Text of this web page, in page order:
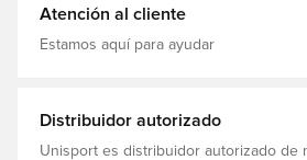
textil Suela con placa de control para
Atención al cliente
Estamos aquí para ayudar
Distribuidor autorizado
Unisport es distribuidor autorizado de